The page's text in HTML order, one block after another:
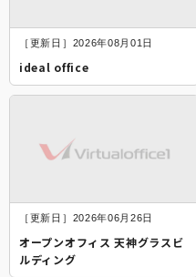
［更新日］2026年08月01日
ideal office
［更新日］2026年06月26日
オープンオフィス 天神グラスビ
ルディング